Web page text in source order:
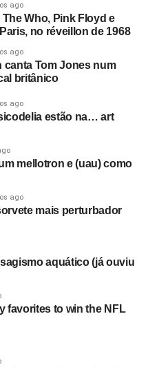
ago
Who, Pink Floyd e
no réveillon de 1968
ago
canta Tom Jones num
britânico
ago
estão na… art
mellotron e (uau) como
ago
mais perturbador
aquático (já ouviu
favorites to win the NFL